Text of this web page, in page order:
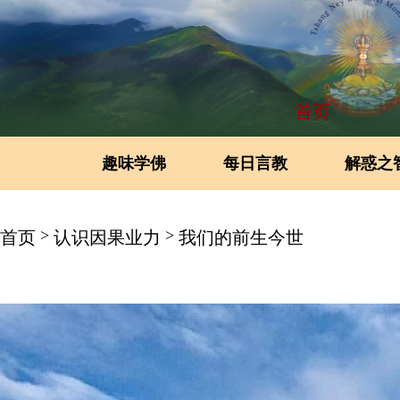
首页
趣味学佛 每日言教 解惑之
首页 > 认识因果业力 > 我们的前生今世